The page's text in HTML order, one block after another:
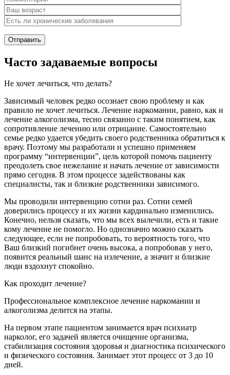
Часто задаваемые вопросы
Не хочет лечиться, что делать?
Зависимый человек редко осознает свою проблему и как
правило не хочет лечиться. Лечение наркомании, равно, как и
лечение алкоголизма, тесно связанно с таким понятием, как
сопротивление лечению или отрицание. Самостоятельно
семье редко удается убедить своего родственника обратиться к
врачу. Поэтому мы разработали и успешно применяем
программу “интервенции”, цель которой помочь пациенту
преодолеть свое нежелание и начать лечение от зависимости
прямо сегодня. В этом процессе задействованы как
специалисты, так и близкие родственники зависимого.
Мы проводили интервенцию сотни раз. Сотни семей
доверились процессу и их жизни кардинально изменились.
Конечно, нельзя сказать, что мы всех вылечили, есть и такие
кому лечение не помогло. Но однозначно можно сказать
следующее, если не попробовать, то вероятность того, что
Ваш близкий погибнет очень высока, а попробовав у него,
появится реальный шанс на излечение, а значит и близкие
люди вздохнут спокойно.
Как проходит лечение?
Профессиональное комплексное лечение наркомании и
алкоголизма делится на этапы.
На первом этапе пациентом занимается врач психиатр
нарколог, его задачей является очищение организма,
стабилизация состояния здоровья и диагностика психического
и физического состояния. Занимает этот процесс от 3 до 10
дней.